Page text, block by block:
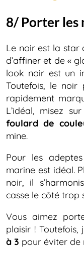
8/ Porter les
Le noir est la star
d’affiner et de «
look noir est un
Toutefois, le noir
rapidement
L’idéal, misez
foulard de
mine.
Pour les
marine est idéal.
noir, il
casse le côté trop
Vous aimez
plaisir ! Toutefois,
à 3 pour éviter de